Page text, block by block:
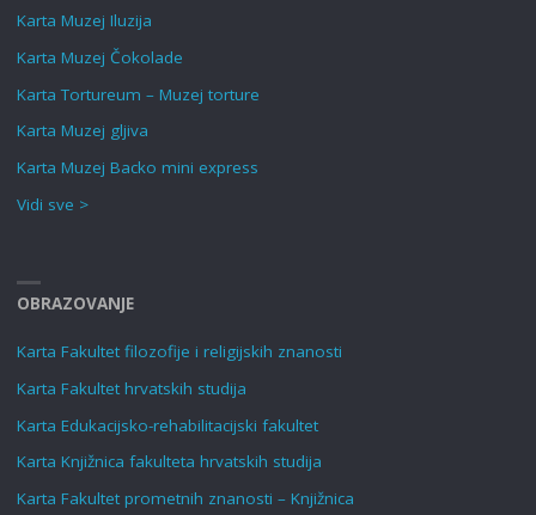
Karta Muzej Iluzija
Karta Muzej Čokolade
Karta Tortureum – Muzej torture
Karta Muzej gljiva
Karta Muzej Backo mini express
Vidi sve >
OBRAZOVANJE
Karta Fakultet filozofije i religijskih znanosti
Karta Fakultet hrvatskih studija
Karta Edukacijsko-rehabilitacijski fakultet
Karta Knjižnica fakulteta hrvatskih studija
Karta Fakultet prometnih znanosti – Knjižnica